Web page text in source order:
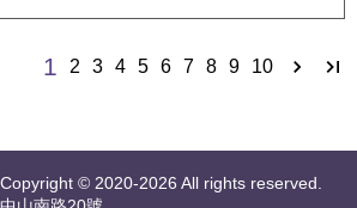
1 2 3 4 5 6 7 8 9 10
© 2020-2026 All rights reserved.